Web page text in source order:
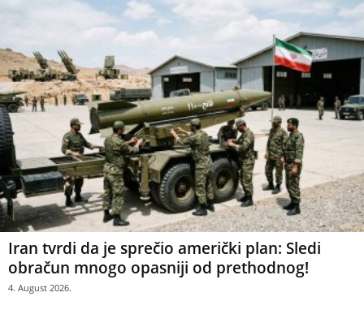
Iran tvrdi da je sprečio američki plan: Sledi
obračun mnogo opasniji od prethodnog!
4. August 2026.